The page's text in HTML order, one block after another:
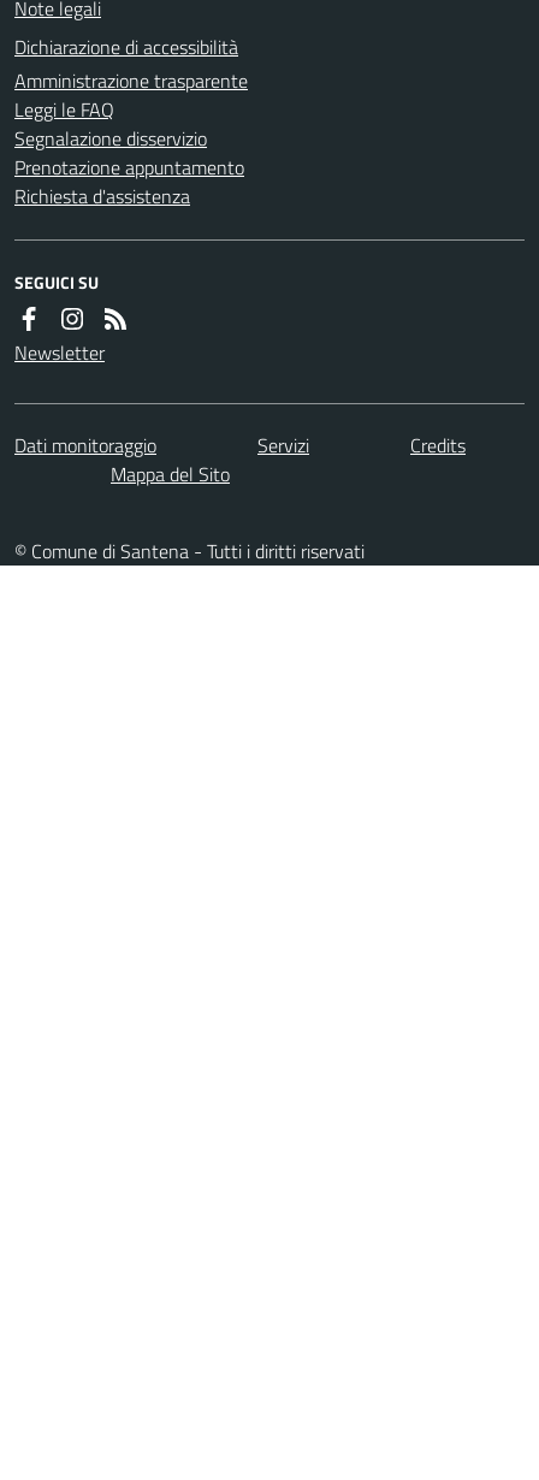
Note legali
Dichiarazione di accessibilità
Amministrazione trasparente
Leggi le FAQ
Segnalazione disservizio
Prenotazione appuntamento
Richiesta d'assistenza
SEGUICI SU
Newsletter
Dati monitoraggio Servizi
Credits
Mappa del Sito
© Comune di Santena - Tutti i diritti riservati